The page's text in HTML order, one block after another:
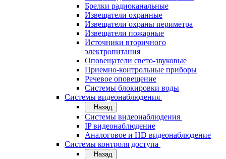
Брелки радиоканальные
Извещатели охранные
Извещатели охраны периметра
Извещатели пожарные
Источники вторичного
электропитания
Оповещатели свето-звуковые
Приемно-контрольные приборы
Речевое оповещение
Системы блокировки воды
Системы видеонаблюдения
Назад
Системы видеонаблюдения
IP видеонаблюдение
Аналоговое и HD видеонаблюдение
Системы контроля доступа
Назад